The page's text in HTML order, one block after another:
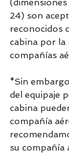
24) son
reconocidos
cabina por la
compañías
*Sin
del equipaje
cabina
compañía
su compañía